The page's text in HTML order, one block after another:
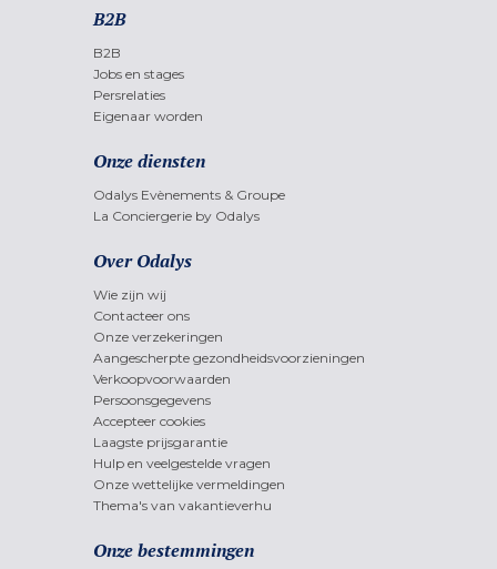
B2B
B2B
Jobs en stages
Persrelaties
Eigenaar worden
Onze diensten
Odalys Evènements & Groupe
La Conciergerie by Odalys
Over Odalys
Wie zijn wij
Contacteer ons
Onze verzekeringen
Aangescherpte gezondheidsvoorzieningen
Verkoopvoorwaarden
Persoonsgegevens
Accepteer cookies
Laagste prijsgarantie
Hulp en veelgestelde vragen
Onze wettelijke vermeldingen
Thema's van vakantieverhu
Onze bestemmingen